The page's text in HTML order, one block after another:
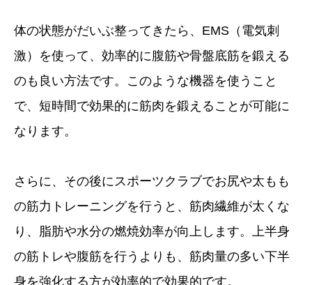
体の状態がだいぶ整ってきたら、EMS（電気刺
激）を使って、効率的に腹筋や骨盤底筋を鍛える
のも良い方法です。このような機器を使うこと
で、短時間で効果的に筋肉を鍛えることが可能に
なります。
さらに、その後にスポーツクラブでお尻や太もも
の筋力トレーニングを行うと、筋肉繊維が太くな
り、脂肪や水分の燃焼効率が向上します。上半身
の筋トレや腹筋を行うよりも、筋肉量の多い下半
身を強化する方が効率的で効果的です。